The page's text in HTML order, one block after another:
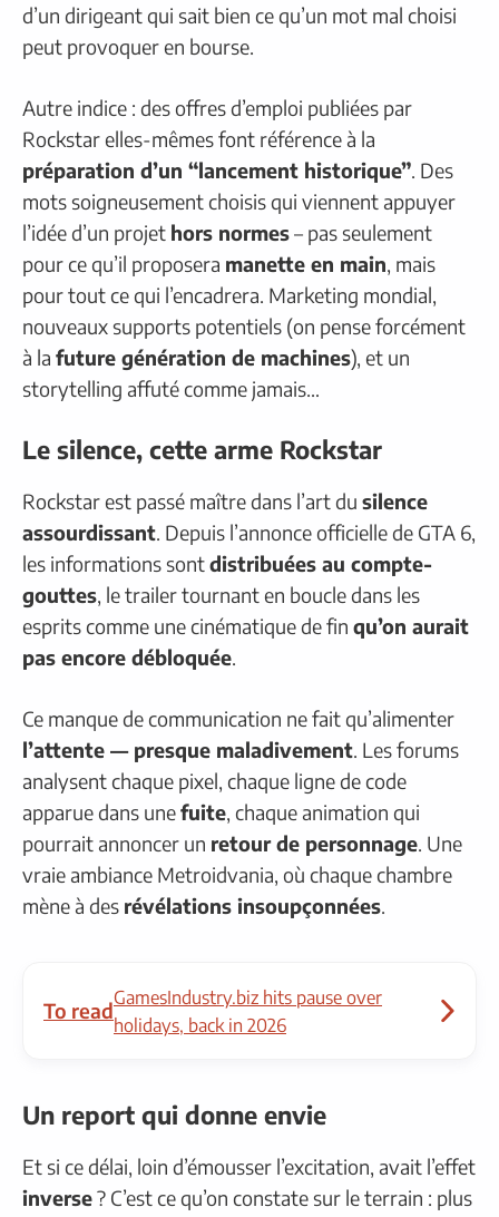
d’un dirigeant qui sait bien ce qu’un mot mal choisi
peut provoquer en bourse.
Autre indice : des offres d’emploi publiées par
Rockstar elles-mêmes font référence à la
préparation d’un “lancement historique”. Des
mots soigneusement choisis qui viennent appuyer
l’idée d’un projet hors normes– pas seulement
pour ce qu’il proposera manette en main, mais
pour tout ce qui l’encadrera. Marketing mondial,
nouveaux supports potentiels (on pense forcément
à la future génération de machines), et un
storytelling affuté comme jamais…
Le silence, cette arme Rockstar
Rockstar est passé maître dans l’art du silence
assourdissant. Depuis l’annonce officielle de GTA 6,
les informations sontdistribuées au compte-
gouttes, le trailer tournant en boucle dans les
esprits comme une cinématique de fin qu’on aurait
pas encore débloquée.
Ce manque de communication ne fait qu’alimenter
l’attente — presque maladivement. Les forums
analysent chaque pixel, chaque ligne de code
apparue dans unefuite, chaque animation qui
pourrait annoncer un retour de personnage. Une
vraie ambiance Metroidvania, où chaque chambre
mène à des révélations insoupçonnées.
To read
GamesIndustry.biz hits pause over
holidays, back in 2026
Un report qui donne envie
Et si ce délai, loin d’émousser l’excitation, avait l’effet
inverse? C’est ce qu’on constate sur le terrain : plus